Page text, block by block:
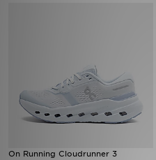
On Running Cloudrunner 3
Kundservice
JD Blogg